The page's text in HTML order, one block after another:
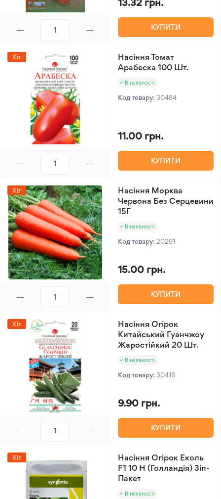
13.32 грн.
КУПИТИ
Хіт
Насіння Томат
Арабеска 100 Шт.
В наявності
Код товару: 30484
11.00 грн.
КУПИТИ
Хіт
Насіння Морква
Червона Без Серцевини
15Г
В наявності
Код товару: 20291
15.00 грн.
КУПИТИ
Хіт
Насіння Огірок
Китайський Гуанчжоу
Жаростійкий 20 Шт.
В наявності
Код товару: 30416
9.90 грн.
КУПИТИ
Хіт
Насіння Огірок Еколь
F1 10 Н (Голландія) Зіп-
Пакет
В наявності